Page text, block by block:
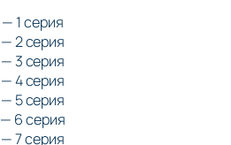
— 1 серия
— 2 серия
— 3 серия
— 4 серия
— 5 серия
— 6 серия
— 7 серия